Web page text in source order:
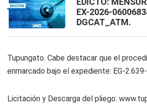
EX-2026-
DGCAT_ATM.
Tupungato. Cabe destacar que el
enmarcado bajo el expediente: EG-
Licitación y Descarga del pliego: